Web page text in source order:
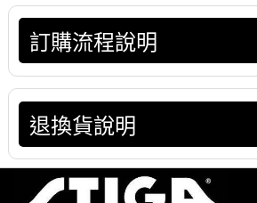
訂購流程說明
退換貨說明